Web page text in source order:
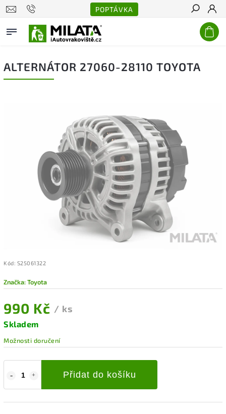
POPTÁVKA
Hledat
ALTERNÁTOR 27060-28110 TOYOTA
Kód: S25061322
Značka:Toyota
990 Kč / ks
Skladem
Možnosti doručení
Přidat do košíku